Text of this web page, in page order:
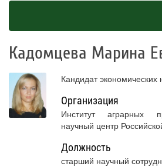
Кадомцева Марина
Кандидат экономических
Организация
Институт аграрных
научный центр
Должность
старший научный